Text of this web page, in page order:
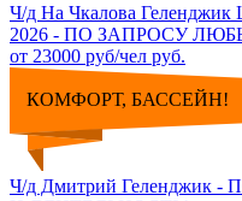
Ч/д На Чкалова
2026 - ПО ЗАПРОСУ
от 23000 руб/чел руб.
КОМФОРТ, БАССЕЙН!
Ч/д Дмитрий